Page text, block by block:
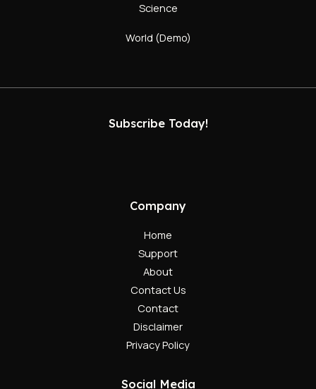
Science
World (Demo)
Subscribe Today!
Company
Home
Support
About
Contact Us
Contact
Disclaimer
Privacy Policy
Social Media